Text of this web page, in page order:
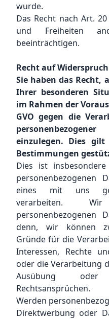
wurde.
Das Recht nach Art.
und Freiheiten
beeinträchtigen.
Recht auf Widerspruch
Sie haben das Recht,
Ihrer besonderen
im Rahmen der
GVO gegen die
einzulegen. Dies
Bestimmungen
Dies ist
personenbezogenen
eines mit uns
verarbeiten.
personenbezogenen
denn, wir können
Gründe für die
Interessen, Rechte
oder die Verarbeitung
Ausübung
Rechtsansprüchen.
Werden
Direktwerbung oder